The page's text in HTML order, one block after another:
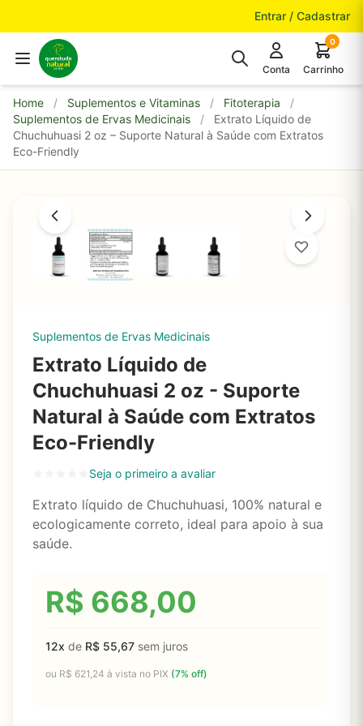
Entrar / Cadastrar
Conta
0
Carrinho
Home / Suplementos e Vitaminas / Fitoterapia
/
Suplementos de Ervas Medicinais
/
Extrato Líquido de
Chuchuhuasi 2 oz – Suporte Natural à Saúde com Extratos
Eco-Friendly
Suplementos de Ervas Medicinais
Extrato Líquido de
Chuchuhuasi 2 oz - Suporte
Natural à Saúde com Extratos
Eco-Friendly
Seja o primeiro a avaliar
Extrato líquido de Chuchuhuasi, 100% natural e
ecologicamente correto, ideal para apoio à sua
saúde.
R$ 668,00
12x de R$ 55,67 sem juros
ou R$ 621,24 à vista no PIX (7% off)